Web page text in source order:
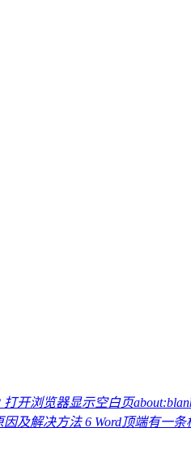
打开浏览器显示空白页
因及解决方法 6 Word顶端有一